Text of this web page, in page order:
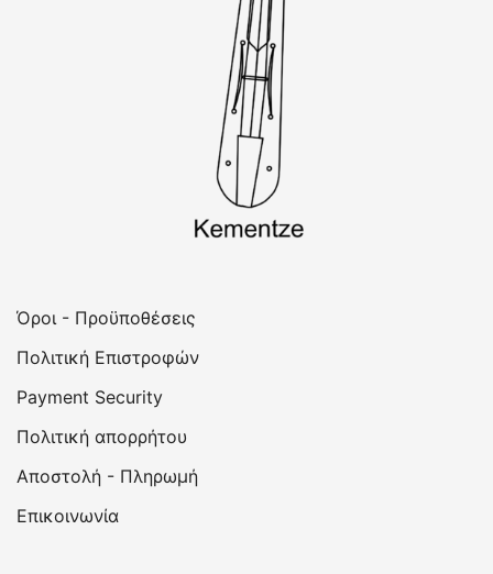
Όροι - Προϋποθέσεις
Πολιτική Επιστροφών
Payment Security
Πολιτική απορρήτου
Αποστολή - Πληρωμή
Επικοινωνία